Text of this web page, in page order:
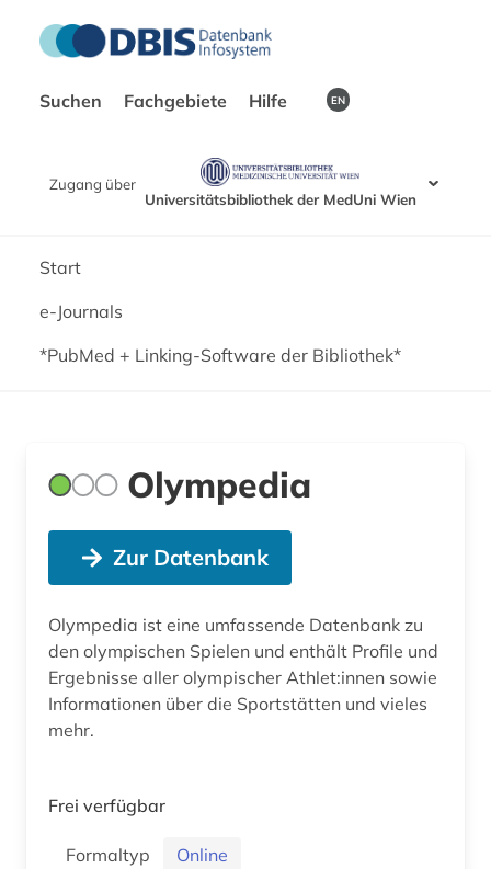
Suchen Fachgebiete Hilfe EN
Zugang über
Universitätsbibliothek der MedUni Wien
Start
e-Journals
*PubMed + Linking-Software der Bibliothek*
Olympedia
Zur Datenbank
Olympedia ist eine umfassende Datenbank zu
den olympischen Spielen und enthält Profile und
Ergebnisse aller olympischer Athlet:innen sowie
Informationen über die Sportstätten und vieles
mehr.
Frei verfügbar
Formaltyp
Online